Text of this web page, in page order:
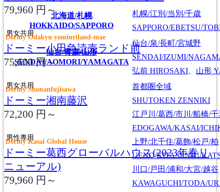
北海道/札幌
HOKKAIDO/SAPPORO
札幌/江別/当別/千歳
SAPPORO/EBETSU/
仙台/青森/山形
SENDAI/AOMORI/YAMAGATA
仙台/泉/長町/宮城野
SENDAI/IZUMI/
弘前 HIROSAKI 山形
首都圏全域
SHUTOKEN ZENNIKI
江戸川/葛西/市川/船橋/千
EDOGAWA/KASAI/
上野/北千住/葛飾/松戸/柏
UENO/KITASENJU/
川口/戸田/浦和/大宮/越谷
KAWAGUCHI/TODA/
79,960 円～
男女共用
Dormy Odakyu yomiuriland-mae
ドーミー小田急読売ランド前
75,600円～
男女共用
Dormy Shonanfujisawa
ドーミー湘南藤沢
72,200 円～
男性專用
Dormy Kasai Global House
ドーミー葛西グローバルハウス(2023年春リ
ニューアル)
79,960 円～